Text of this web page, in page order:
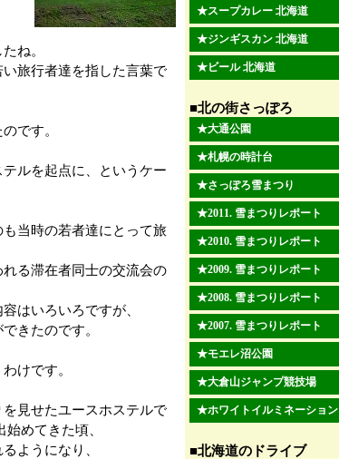
ね。
旅行者達を指した言葉で
です。
ルを起点に、というケー
当時の若者達にとって旅
る滞在者同士の交流会の
はいろいろですが、
きたのです。
けです。
見せたユースホステルで
めてきた頃、
ようになり、
★スープカレー 北海道
★ジンギスカン 北海道
★ビール 北海道
■北の街さっぽろ
★大通公園
★札幌の時計台
★さっぽろ雪まつり
★2011. 雪まつりレポート
★2010. 雪まつりレポート
★2009. 雪まつりレポート
★2008. 雪まつりレポート
★2007. 雪まつりレポート
★モエレ沼公園
★大倉山ジャンプ競技場
★ホワイトイルミネーション
■北海道のドライブ